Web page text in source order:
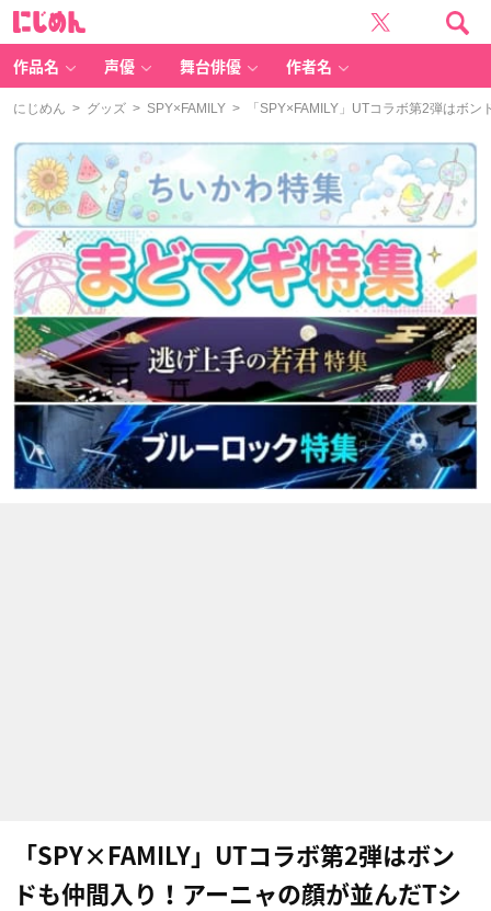
作品名 声優 舞台俳優 作者名
にじめん > グッズ > SPY×FAMILY > 「SPY×FAMILY」UTコラボ第2弾はボン
「SPY×FAMILY」UTコラボ第2弾はボン
ドも仲間入り！アーニャの顔が並んだTシ